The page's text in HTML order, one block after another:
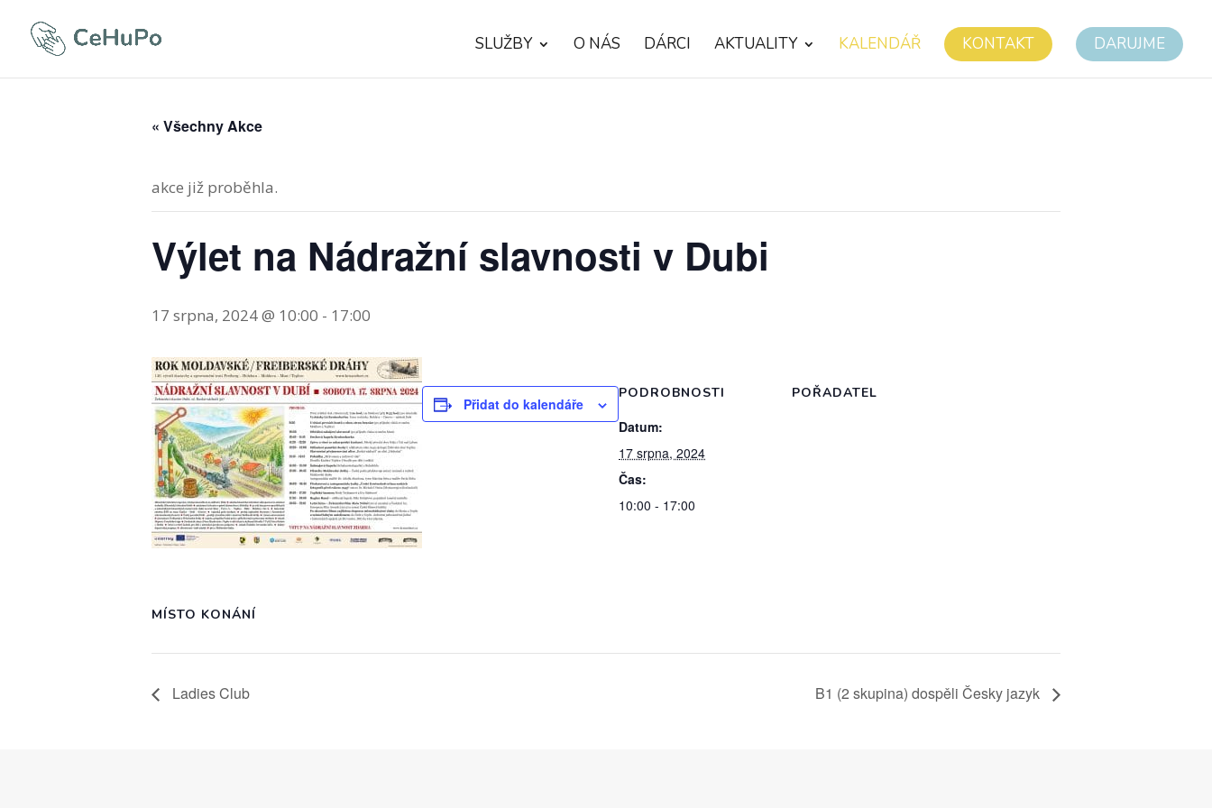
SLUŽBY O NÁS DÁRCI AKTUALITY KALENDÁŘ KONTAKT DARUJME
« Všechny Akce
akce již proběhla.
Výlet na Nádražní slavnosti v Dubi
17 srpna, 2024 @ 10:00 - 17:00
Přidat do kalendáře
PODROBNOSTI
Datum:
17 srpna, 2024
Čas:
10:00 - 17:00
POŘADATEL
MÍSTO KONÁNÍ
Ladies Club B1 (2 skupina) dospěli Česky jazyk